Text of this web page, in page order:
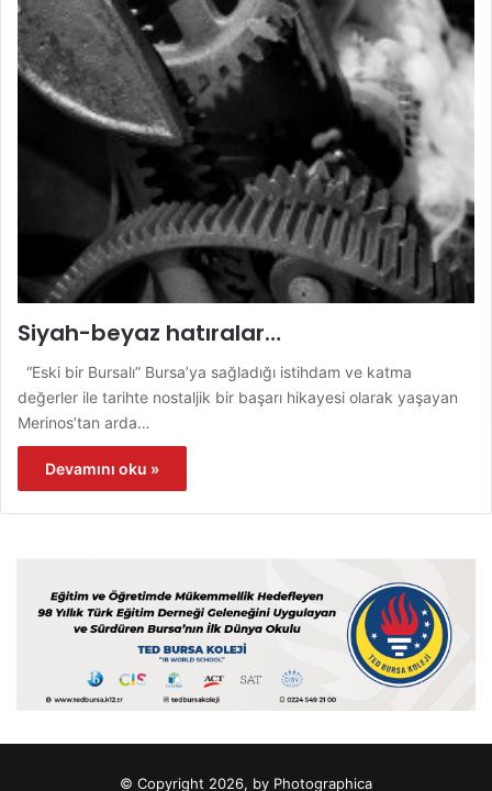
Siyah-beyaz hatıralar…
“Eski bir Bursalı” Bursa’ya sağladığı istihdam ve katma
değerler ile tarihte nostaljik bir başarı hikayesi olarak yaşayan
Merinos’tan arda…
Devamını oku »
© Copyright 2026, by Photographica